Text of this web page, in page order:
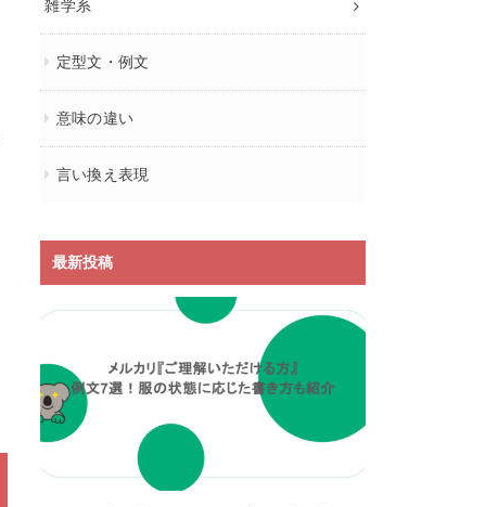
雑学系
定型文・例文
意味の違い
言い換え表現
最新投稿